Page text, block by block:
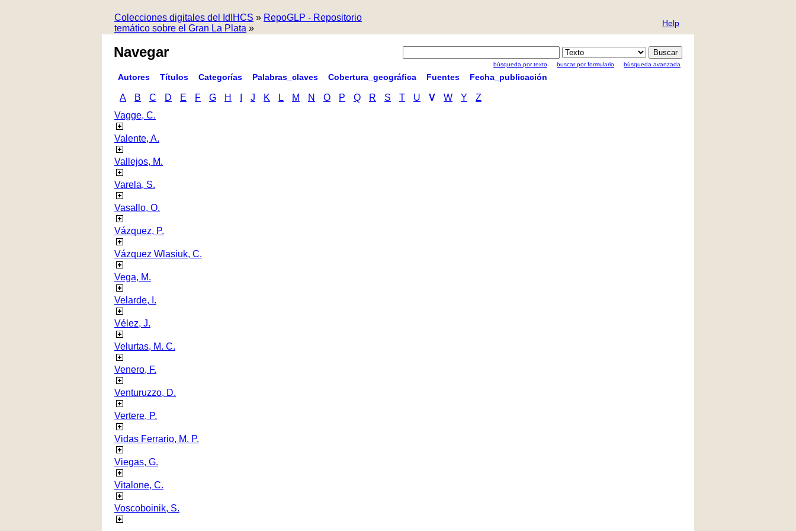
Colecciones digitales del IdIHCS » RepoGLP - Repositorio
temático sobre el Gran La Plata » Help
Navegar
búsqueda por texto buscar por formulario búsqueda avanzada
Autores Títulos Categorías Palabras_claves Cobertura_geográfica Fuentes Fecha_publicación
A B C D E F G H J K L M N O P Q R S T U V W Y
Z
Vagge, C.
Valente, A.
Vallejos, M.
Varela, S.
Vasallo, O.
Vázquez, P.
Vázquez Wlasiuk, C.
Vega, M.
Velarde, I.
Vélez, J.
Velurtas, M. C.
Venero, F.
Venturuzzo, D.
Vertere, P.
Vidas Ferrario, M. P.
Viegas, G.
Vitalone, C.
Voscoboinik, S.